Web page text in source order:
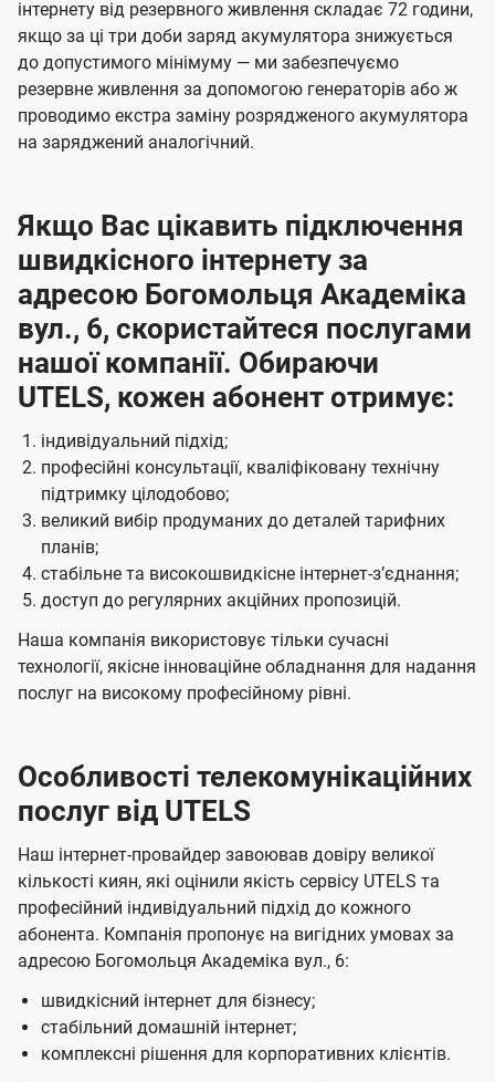
інтернету від резервного живлення складає 72 години,
якщо за ці три доби заряд акумулятора знижується
до допустимого мінімуму — ми забезпечуємо
резервне живлення за допомогою генераторів або ж
проводимо екстра заміну розрядженого акумулятора
на заряджений аналогічний.
Якщо Вас цікавить підключення
швидкісного інтернету за
адресою Богомольця Академіка
вул., 6, скористайтеся послугами
нашої компанії. Обираючи
UTELS, кожен абонент отримує:
індивідуальний підхід;
професійні консультації, кваліфіковану технічну
підтримку цілодобово;
великий вибір продуманих до деталей тарифних
планів;
стабільне та високошвидкісне інтернет-зʼєднання;
доступ до регулярних акційних пропозицій.
Наша компанія використовує тільки сучасні
технології, якісне інноваційне обладнання для надання
послуг на високому професійному рівні.
Особливості телекомунікаційних
послуг від UTELS
Наш інтернет-провайдер завоював довіру великої
кількості киян, які оцінили якість сервісу UTELS та
професійний індивідуальний підхід до кожного
абонента. Компанія пропонує на вигідних умовах за
адресою Богомольця Академіка вул., 6:
швидкісний інтернет для бізнесу;
стабільний домашній інтернет;
комплексні рішення для корпоративних клієнтів.